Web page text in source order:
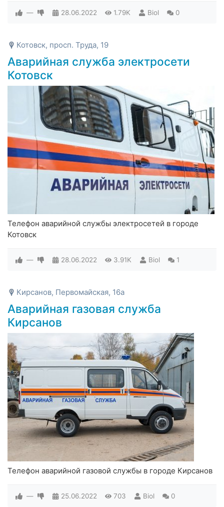
— 28.06.2022 1.79K Biol 0
Котовск, просп. Труда, 19
Аварийная служба электросети
Котовск
Телефон аварийной службы электросетей в городе
Котовск
— 28.06.2022 3.91K Biol 1
Кирсанов, Первомайская, 16а
Аварийная газовая служба
Кирсанов
Телефон аварийной газовой службы в городе Кирсанов
— 25.06.2022 703 Biol 0